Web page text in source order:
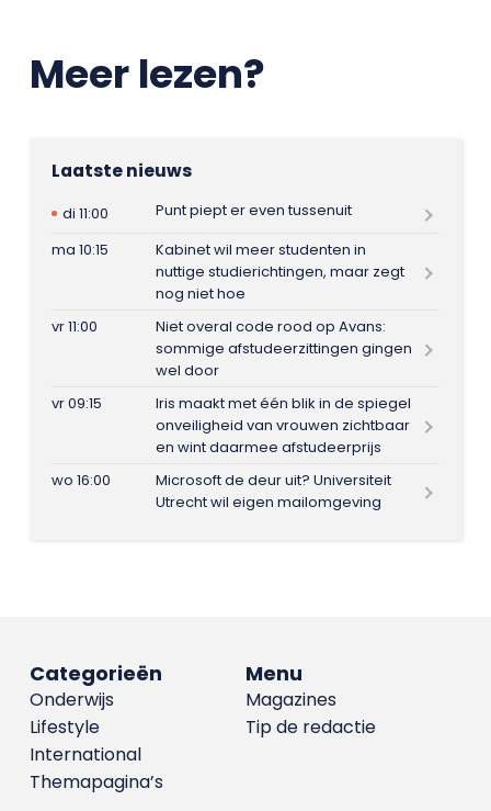
Meer lezen?
Laatste nieuws
di 11:00
Punt piept er even tussenuit
ma 10:15
Kabinet wil meer studenten in
nuttige studierichtingen, maar zegt
nog niet hoe
vr 11:00
Niet overal code rood op Avans:
sommige afstudeerzittingen gingen
wel door
vr 09:15
Iris maakt met één blik in de spiegel
onveiligheid van vrouwen zichtbaar
en wint daarmee afstudeerprijs
wo 16:00
Microsoft de deur uit? Universiteit
Utrecht wil eigen mailomgeving
Menu
Magazines
Tip de redactie
Categorieën
Onderwijs
Lifestyle
International
Themapagina’s